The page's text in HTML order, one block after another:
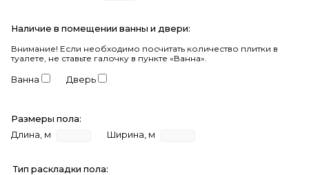
Наличие в помещении ванны и двери:
Внимание! Если необходимо посчитать количество плитки в
туалете, не ставьте галочку в пункте «Ванна».
Ванна Дверь
Размеры пола:
Длина, м
Ширина, м
Тип раскладки пола: